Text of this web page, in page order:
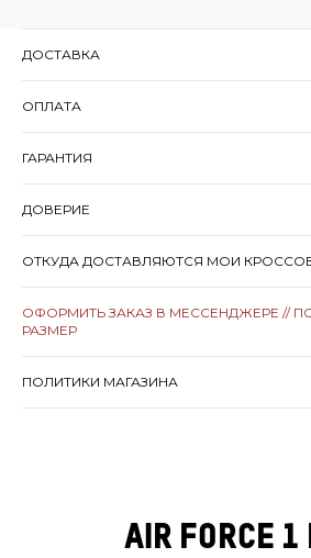
ДОСТАВКА
ОПЛАТА
ГАРАНТИЯ
ДОВЕРИЕ
ОТКУДА ДОСТАВЛЯЮТСЯ МОИ
ОФОРМИТЬ ЗАКАЗ В МЕССЕНДЖЕРЕ //
РАЗМЕР
ПОЛИТИКИ МАГАЗИНА
AIR FORCE